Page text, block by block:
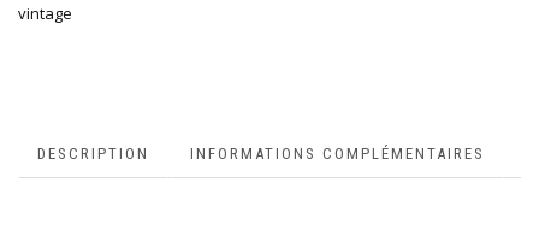
vintage
DESCRIPTION INFORMATIONS COMPLÉMENTAIRES